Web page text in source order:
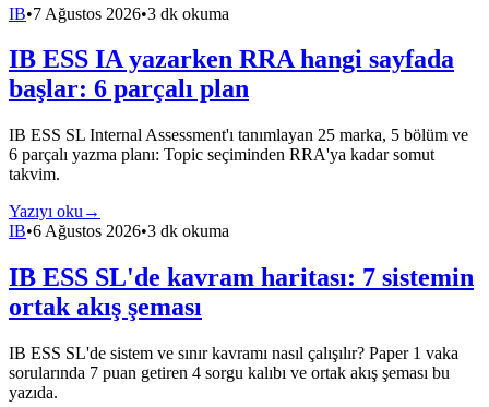
IB•7 Ağustos 2026•3 dk okuma
IB ESS IA yazarken RRA hangi sayfada
başlar: 6 parçalı plan
IB ESS SL Internal Assessment'ı tanımlayan 25 marka, 5 bölüm ve
6 parçalı yazma planı: Topic seçiminden RRA'ya kadar somut
takvim.
Yazıyı oku →
IB•6 Ağustos 2026•3 dk okuma
IB ESS SL'de kavram haritası: 7 sistemin
ortak akış şeması
IB ESS SL'de sistem ve sınır kavramı nasıl çalışılır? Paper 1 vaka
sorularında 7 puan getiren 4 sorgu kalıbı ve ortak akış şeması bu
yazıda.